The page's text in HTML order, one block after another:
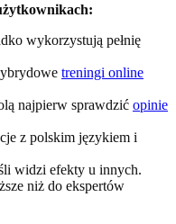
wykorzystują pełnię
treningi online
najpierw sprawdzić opinie
z polskim językiem i
widzi efekty u innych.
niż do ekspertów